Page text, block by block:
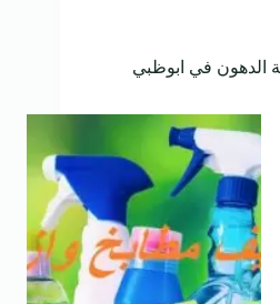
الدهون في ابوظبي